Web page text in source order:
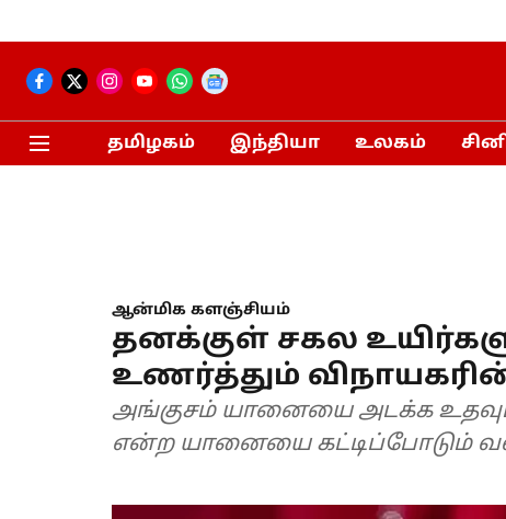
தமிழகம் இந்தியா உலகம்
ஆன்மிக களஞ்சியம்
தனக்குள் சகல
உணர்த்தும்
அங்குசம் யானையை அடக்க
என்ற யானையை கட்டிப்போடும்